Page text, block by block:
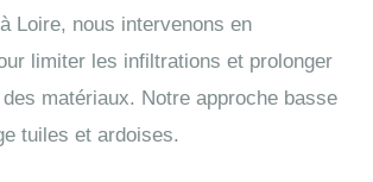
Loire, nous intervenons en
limiter les infiltrations et prolonger
matériaux. Notre approche basse
tuiles et ardoises.